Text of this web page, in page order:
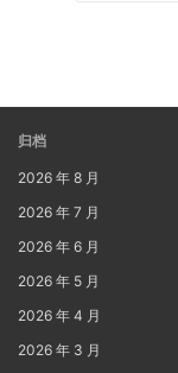
归档
2026 年 8 月
2026 年 7 月
2026 年 6 月
2026 年 5 月
2026 年 4 月
2026 年 3 月